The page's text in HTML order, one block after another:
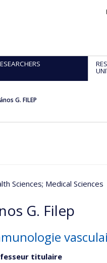
G. FILEP
Sciences; Medical Sciences
G. Filep
titulaire